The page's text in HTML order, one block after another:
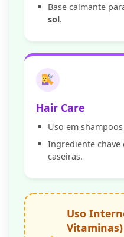
Base calmante
sol.
Hair Care
Uso em
Ingrediente chave
caseiras.
Uso
Vitaminas)